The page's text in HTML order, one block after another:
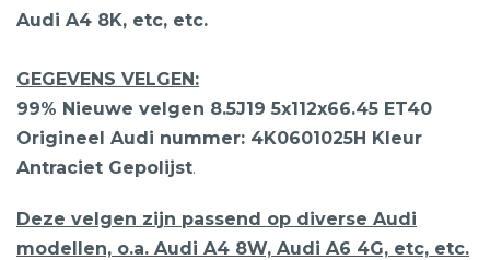
Audi A4 8K, etc, etc.
GEGEVENS VELGEN:
99% Nieuwe velgen 8.5J19 5x112x66.45 ET40
Origineel Audi nummer: 4K0601025H Kleur
Antraciet Gepolijst.
Deze velgen zijn passend op diverse Audi
modellen, o.a. Audi A4 8W, Audi A6 4G, etc, etc.